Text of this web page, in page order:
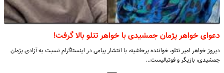
دعوای خواهر پژمان جمشیدی با خواهر تتلو بالا گرفت!
دیروز خواهر امیر تتلو، خواننده پرحاشیه، با انتشار پیامی در اینستاگرام نسبت به آزادی پژمان
جمشیدی، بازیگر و فوتبالیست…